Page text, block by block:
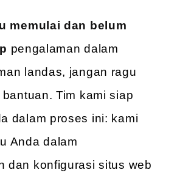
memulai dan belum
pengalaman dalam
landas, jangan ragu
Tim kami siap
dalam proses ini: kami
Anda dalam
dan konfigurasi situs web